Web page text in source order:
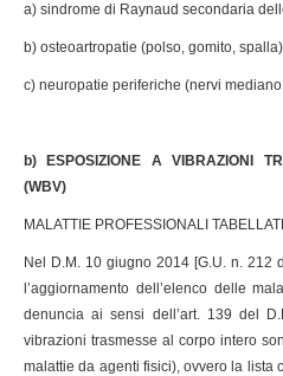
a) sindrome di Raynaud secondaria
b) osteoartropatie (polso, gomito,
c) neuropatie periferiche (nervi
b) ESPOSIZIONE A VIBRAZIONI
(WBV)
MALATTIE PROFESSIONALI
Nel D.M. 10 giugno 2014 [G.U. n. 212
l’aggiornamento dell’elenco delle
denuncia ai sensi dell’art. 139 del
vibrazioni trasmesse al corpo intero
malattie da agenti fisici), ovvero la lista